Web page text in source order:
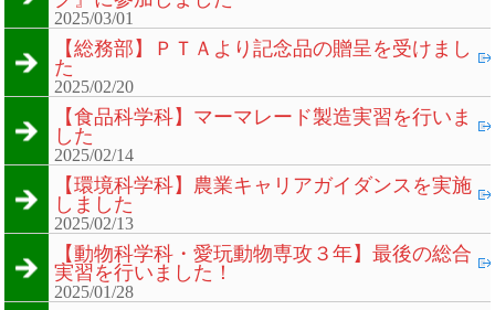
2025/03/01
【総務部】ＰＴＡより記念品の贈呈を受けまし
た
2025/02/20
【食品科学科】マーマレード製造実習を行いま
した
2025/02/14
【環境科学科】農業キャリアガイダンスを実施
しました
2025/02/13
【動物科学科・愛玩動物専攻３年】最後の総合
実習を行いました！
2025/01/28